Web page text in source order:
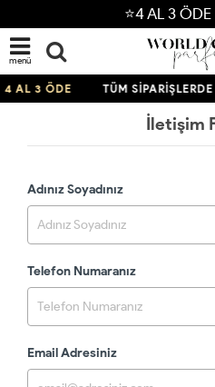
⭐4 AL 3
menü
4 AL 3 ÖDE TÜM
İletişim
Adınız Soyadınız
Telefon Numaranız
Email Adresiniz